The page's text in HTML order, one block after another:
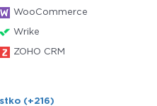
WooCommerce
Wrike
ZOHO CRM
(+216)